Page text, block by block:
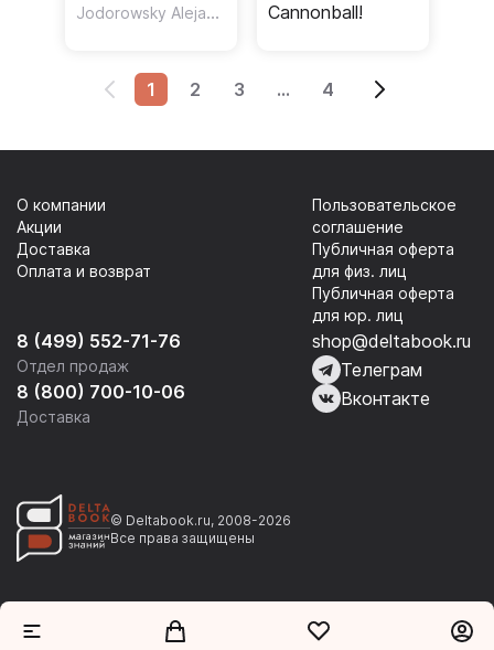
Jodorowsky Alejandro
Cannonball!
1 2 3 ... 4
8 (499) 552-71-76
Отдел продаж
8 (800) 700-10-06
Доставка
О компании
Акции
Доставка
Оплата и возврат
Пользовательское
соглашение
Публичная оферта
для физ. лиц
Публичная оферта
для юр. лиц
shop@deltabook.ru
Телеграм
Вконтакте
© Deltabook.ru, 2008-2026
Все права защищены